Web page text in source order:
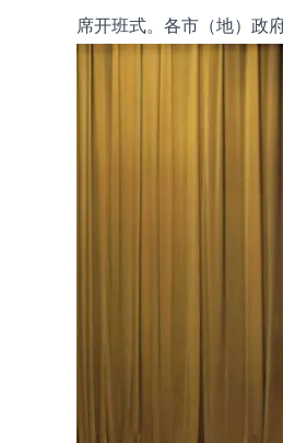
席开班式。各市（地）政